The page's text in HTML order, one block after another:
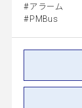
アラーム
PMBus